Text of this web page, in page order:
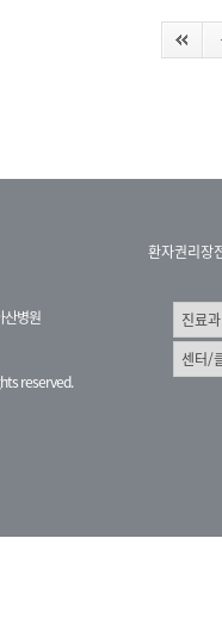
산병원
reserved.
환자권리장